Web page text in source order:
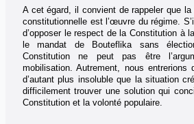
A cet égard, il convient de rappeler que
constitutionnelle est l’œuvre du régime.
d’opposer le respect de la Constitution à
le mandat de Bouteflika sans
Constitution ne peut pas être
mobilisation. Autrement, nous entrerions
d’autant plus insoluble que la situation
difficilement trouver une solution qui
Constitution et la volonté populaire.